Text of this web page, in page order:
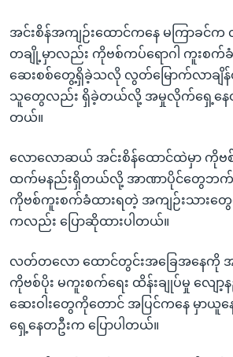
အင်းစိန်အကျဉ်းထောင်ကနေ မကြာခင်
တချို့မှာလည်း ကိုဗစ်ကပ်ရောဂါ ကူးစ
ဆေးစစ်တွေ့ရှိခဲ့သလို လွတ်မြောက်လာချိ
သူတွေလည်း ရှိခဲ့တယ်လို့ အမှုလိုက်ရှေ့နေတခ
တယ်။
လောလောဆယ် အင်းစိန်ထောင်ထဲမှာ ကိုဗ
ထက်မနည်းရှိတယ်လို့ အာဏာပိုင်တွေဘက်
ကိုဗစ်ကူးစက်ခံထားရတဲ့ အကျဉ်းသားတွေ
ကလည်း ပြောဆိုထားပါတယ်။
လတ်တလော ထောင်တွင်းအခြေအနေကို
ကိုဗစ်ပိုး မကူးစက်ရေး ထိန်းချုပ်မှု လျေ
ဆေးဝါးတွေကိုတောင် အပြင်ကနေ မှ
ရှေ့နေတဦးက ပြောပါတယ်။